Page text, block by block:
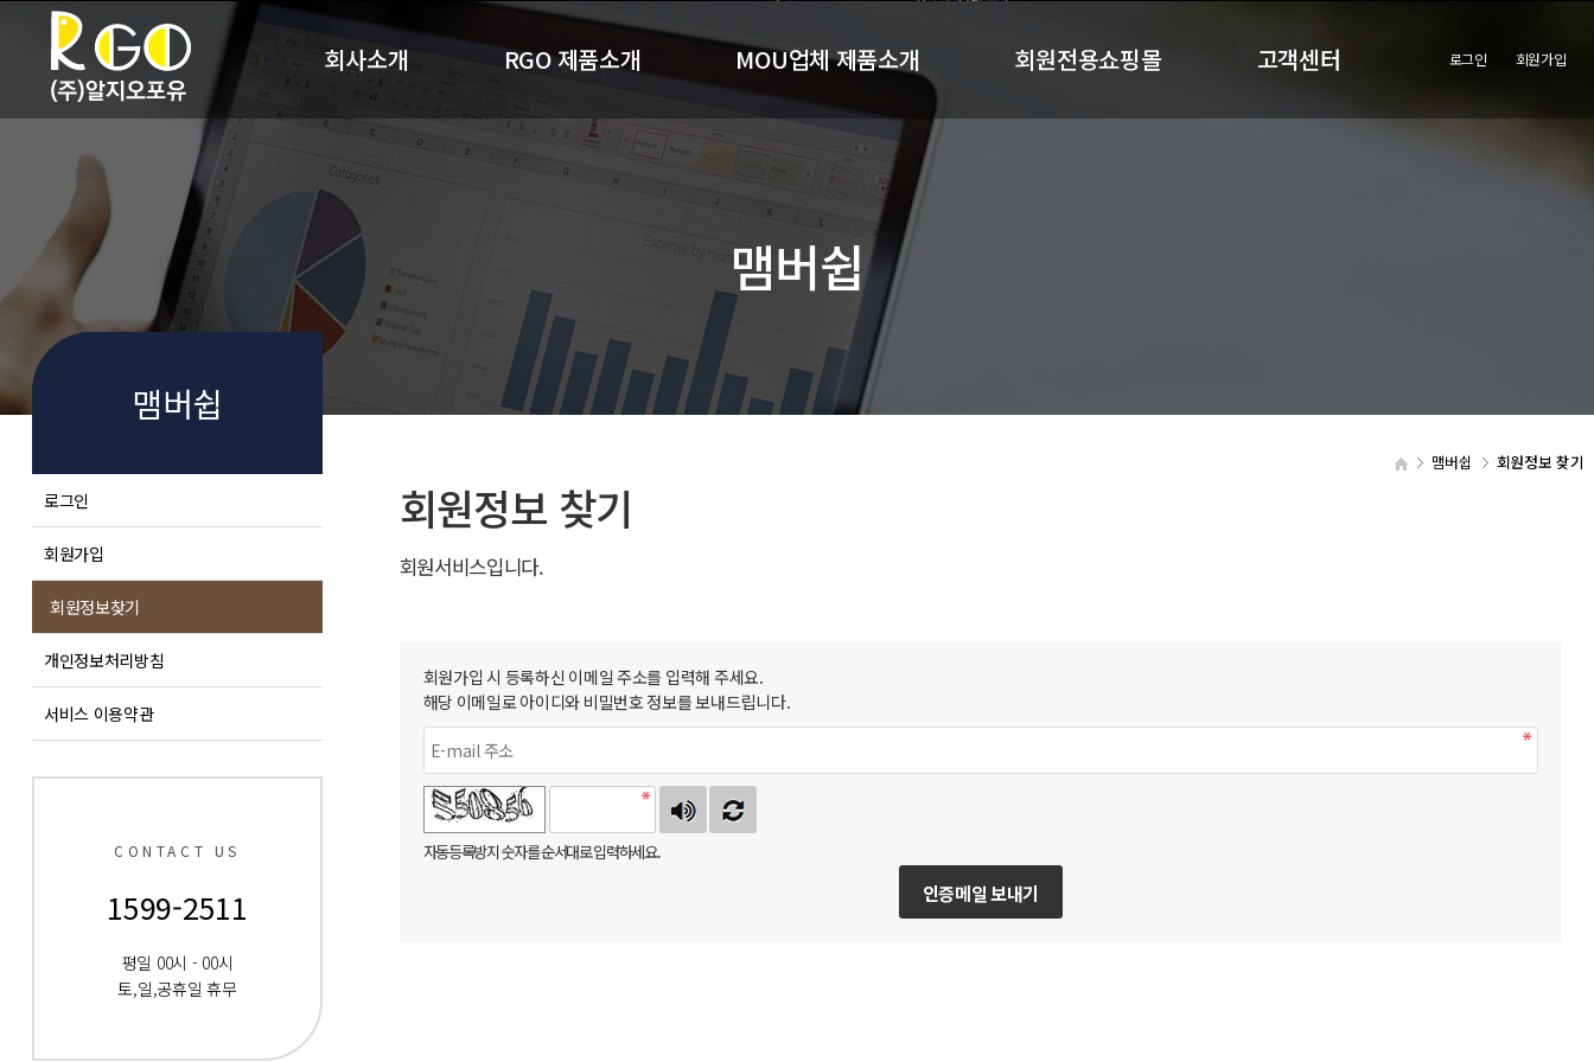
회사소개
사업영역
찾아오시는 길
RGO 제품소개
RGO기능성샴푸
MOU업체 제품소개
(주)황빈코스메디
기타MOU제품소개
회원전용쇼핑몰 고객센터 로그인 회원가입
맴버쉽 회원정보 찾기
맴버쉽
맴버쉽
로그인
회원가입
회원정보찾기
개인정보처리방침
서비스 이용약관
CONTACT US
1599-2511
평일 00시 - 00시
토,일,공휴일 휴무
회원정보 찾기
회원서비스입니다.
회원가입 시 등록하신 이메일 주소를 입력해 주세요.
해당 이메일로 아이디와 비밀번호 정보를 보내드립니다.
자동등록방지 숫자를 순서대로 입력하세요.
인증메일 보내기